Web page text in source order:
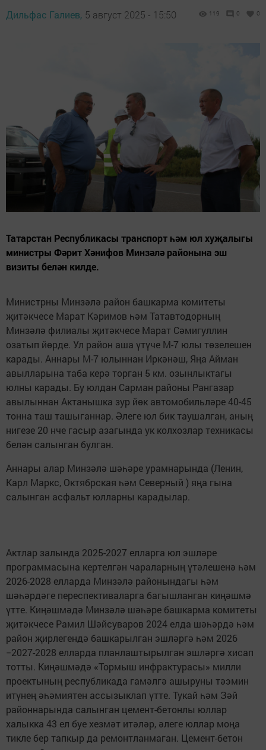
Дильфас Галиев, 5 август 2025 - 15:50 119 0 0
Татарстан Республикасы транспорт һәм юл хуҗалыгы
министры Фәрит Хәнифов Минзәлә районына эш
визиты белән килде.
Министрны Минзәлә район башкарма комитеты
җитәкчесе Марат Кәримов һәм Татавтодорның
Минзәлә филиалы җитәкчесе Марат Сәмигуллин
озатып йөрде. Ул район аша үтүче М-7 юлы төзелешен
карады. Аннары М-7 юлыннан Иркәнәш, Яңа Айман
авылларына таба керә торган 5 км. озынлыктагы
юлны карады. Бу юлдан Сарман районы Рангазар
авылыннан Актанышка зур йөк автомобильләре 40-45
тонна таш ташыганнар. Әлеге юл бик таушалган, аның
нигезе 20 нче гасыр азагында ук колхозлар техникасы
белән салынган булган.
Аннары алар Минзәлә шәһәре урамнарында (Ленин,
Карл Маркс, Октябрская һәм Северный ) яңа гына
салынган асфальт юлларны карадылар.
Актлар залында 2025-2027 елларга юл эшләре
программасына кертелгән чараларның үтәлешенә һәм
2026-2028 елларда Минзәлә районындагы һәм
шәһәрдәге переспективаларга багышланган киңәшмә
үтте. Киңәшмәдә Минзәлә шәһәре башкарма комитеты
җитәкчесе Рамил Шәйсуваров 2024 елда шәһәрдә һәм
район җирлегендә башкарылган эшләргә һәм 2026
−2027-2028 елларда планлаштырылган эшләргә хисап
тотты. Киңәшмәдә «Тормыш инфрактурасы» милли
проектының республикада гамәлгә ашыруны тәэмин
итүнең әһәмиятен ассызыклап үтте. Тукай һәм Зәй
районнарында салынган цемент-бетонлы юллар
халыкка 43 ел буе хезмәт итәләр, әлеге юллар моңа
тикле бер тапкыр да ремонтланмаган. Цемент-бетон